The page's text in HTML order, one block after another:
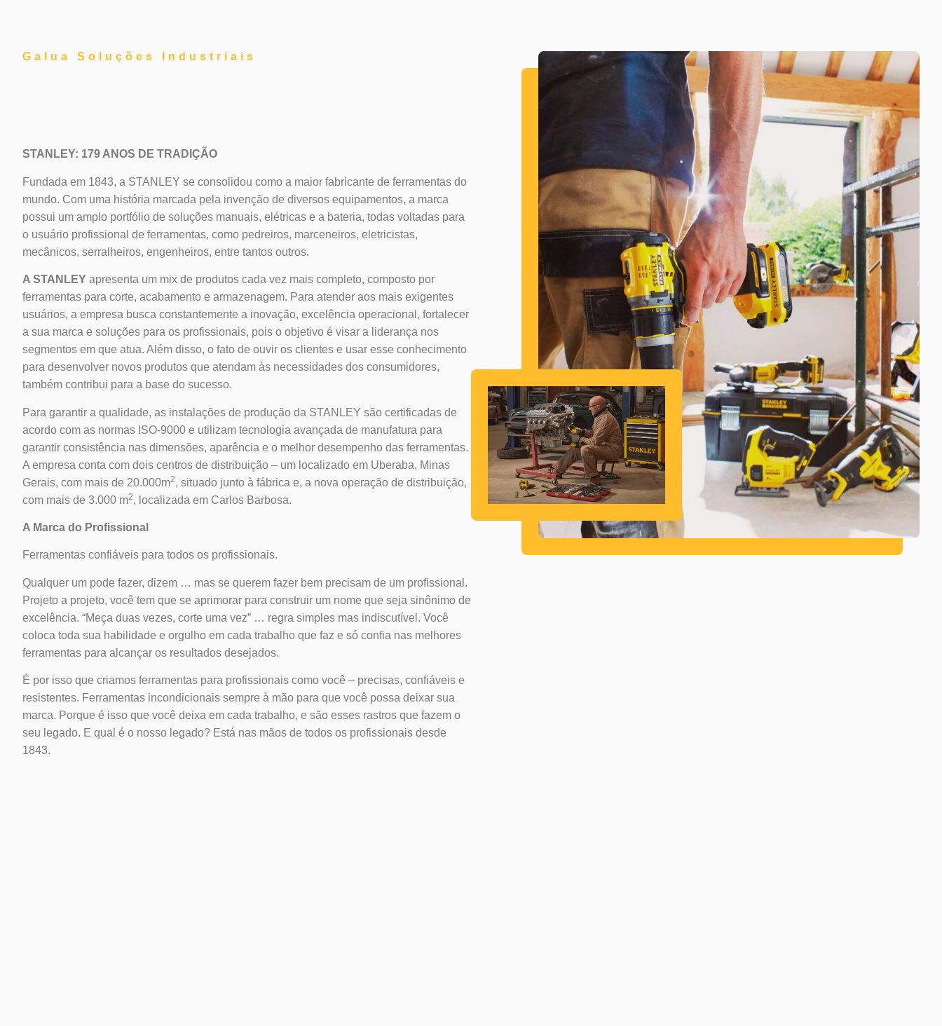
Galua Soluções Industriais
STANLEY: 179 ANOS DE TRADIÇÃO
Fundada em 1843, a STANLEY se consolidou como a maior fabricante de ferramentas do
mundo. Com uma história marcada pela invenção de diversos equipamentos, a marca
possui um amplo portfólio de soluções manuais, elétricas e a bateria, todas voltadas para
o usuário profissional de ferramentas, como pedreiros, marceneiros, eletricistas,
mecânicos, serralheiros, engenheiros, entre tantos outros.
A STANLEY apresenta um mix de produtos cada vez mais completo, composto por
ferramentas para corte, acabamento e armazenagem. Para atender aos mais exigentes
usuários, a empresa busca constantemente a inovação, excelência operacional, fortalecer
a sua marca e soluções para os profissionais, pois o objetivo é visar a liderança nos
segmentos em que atua. Além disso, o fato de ouvir os clientes e usar esse conhecimento
para desenvolver novos produtos que atendam às necessidades dos consumidores,
também contribui para a base do sucesso.
Para garantir a qualidade, as instalações de produção da STANLEY são certificadas de
acordo com as normas ISO-9000 e utilizam tecnologia avançada de manufatura para
garantir consistência nas dimensões, aparência e o melhor desempenho das ferramentas.
A empresa conta com dois centros de distribuição – um localizado em Uberaba, Minas
Gerais, com mais de 20.000m2, situado junto à fábrica e, a nova operação de distribuição,
com mais de 3.000 m2, localizada em Carlos Barbosa.
A Marca do Profissional
Ferramentas confiáveis ​​para todos os profissionais.
Qualquer um pode fazer, dizem … mas se querem fazer bem precisam de um profissional.
Projeto a projeto, você tem que se aprimorar para construir um nome que seja sinônimo de
excelência. “Meça duas vezes, corte uma vez” … regra simples mas indiscutível. Você
coloca toda sua habilidade e orgulho em cada trabalho que faz e só confia nas melhores
ferramentas para alcançar os resultados desejados.
É por isso que criamos ferramentas para profissionais como você – precisas, confiáveis ​​e
resistentes. Ferramentas incondicionais sempre à mão para que você possa deixar sua
marca. Porque é isso que você deixa em cada trabalho, e são esses rastros que fazem o
seu legado. E qual é o nosso legado? Está nas mãos de todos os profissionais desde
1843.